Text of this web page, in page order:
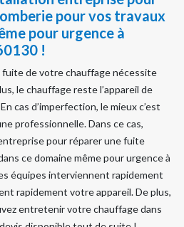
pour vos travaux
pour urgence à
!
fuite de votre chauffage nécessite
le chauffage reste l’appareil de
cas d’imperfection, le mieux c’est
professionnelle. Dans ce cas,
pour réparer une fuite
ce domaine même pour urgence à
équipes interviennent rapidement
rapidement votre appareil. De plus,
entretenir votre chauffage dans